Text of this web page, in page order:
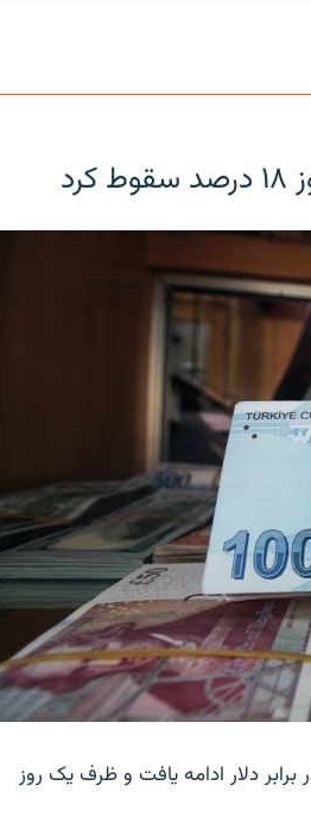
برابر دلار ادامه یافت و ظرف یک روز